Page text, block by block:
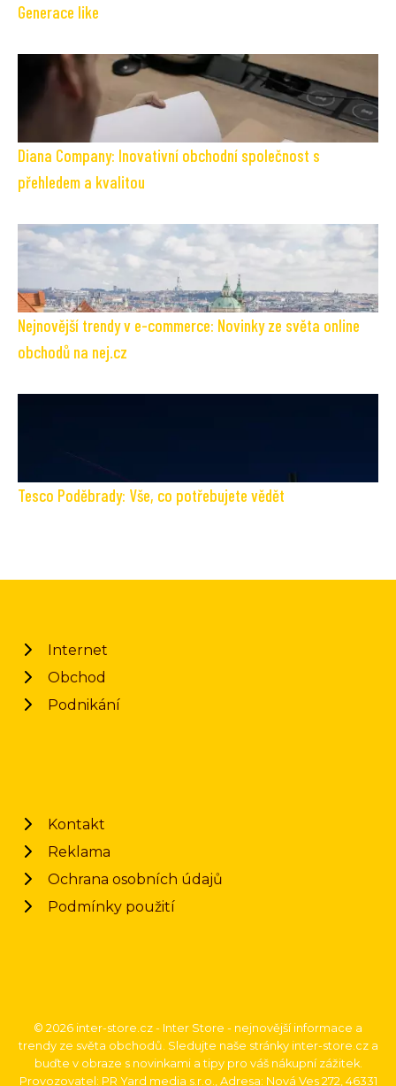
Generace like
Diana Company: Inovativní obchodní společnost s
přehledem a kvalitou
Nejnovější trendy v e-commerce: Novinky ze světa online
obchodů na nej.cz
Tesco Poděbrady: Vše, co potřebujete vědět
Internet
Obchod
Podnikání
Kontakt
Reklama
Ochrana osobních údajů
Podmínky použití
© 2026 inter-store.cz - Inter Store - nejnovější informace a
trendy ze světa obchodů. Sledujte naše stránky inter-store.cz a
buďte v obraze s novinkami a tipy pro váš nákupní zážitek.
Provozovatel: PR Yard media s.r.o., Adresa: Nová Ves 272, 46331